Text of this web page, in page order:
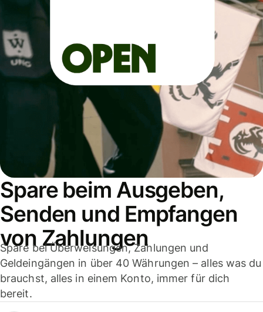
Spare beim Ausgeben,
Senden und Empfangen
von Zahlungen
Spare bei Überweisungen, Zahlungen und
Geldeingängen in über 40 Währungen – alles was du
brauchst, alles in einem Konto, immer für dich
bereit.